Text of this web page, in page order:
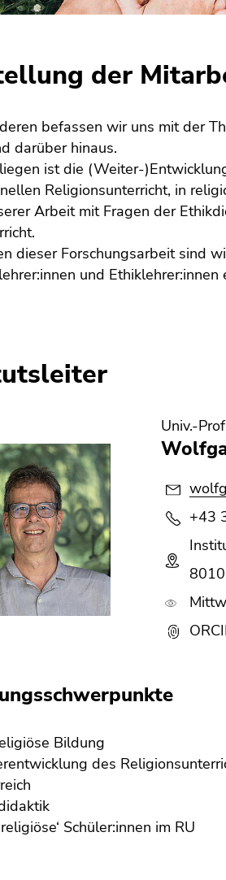
der
befassen wir uns mit der
darüber hinaus.
ist die (Weiter-
Religionsunterricht, in
Arbeit mit Fragen der
dieser Forschungsarbeit sind
und Ethiklehrer:innen
Univ.-
+43
Bildung
des
Schüler:innen im RU